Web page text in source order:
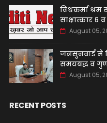
विश्वकर्मा
साक्षात्कार 6
August 05,
जनसुनवाई में
समयबद्ध व
August 05,
RECENT POSTS